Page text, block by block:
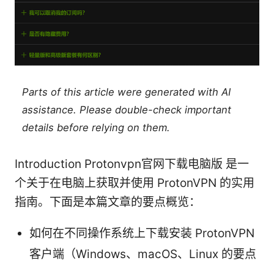
Parts of this article were generated with AI
assistance. Please double-check important
details before relying on them.
Introduction Protonvpn官网下载电脑版 是一
个关于在电脑上获取并使用 ProtonVPN 的实用
指南。下面是本篇文章的要点概览：
如何在不同操作系统上下载安装 ProtonVPN
客户端（Windows、macOS、Linux 的要点